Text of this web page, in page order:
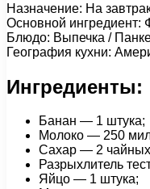
Назначение: На
Основной ингредиент:
Блюдо: Выпечка /
География кухни:
Ингредиенты:
Банан — 1 штука;
Молоко — 250
Сахар — 2
Разрыхлитель
Яйцо — 1 штука;